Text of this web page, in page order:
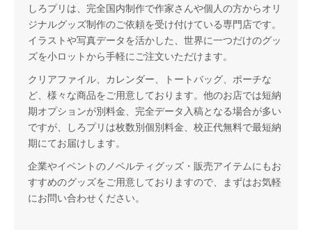
しろプリは、完全国内制作で作家さんや個人の方からオリ
ジナルグッズ制作のご依頼を受け付けている専門店です。
イラストや写真データを活かした、世界に一つだけのグッ
ズを小ロットから手軽にご注文いただけます。
クリアファイル、カレンダー、トートバッグ、ポーチな
ど、様々な商品をご用意しております。他のお店では短納
期オプションが別料金、完全データ入稿となる場合が多い
ですが、しろプリは枚数別個別料金、校正代無料で最短納
期にてお届けします。
企業やイベントのノベルティグッズ・販売アイテムにもお
すすめのグッズをご用意しておりますので、まずはお気軽
にお問い合わせください。